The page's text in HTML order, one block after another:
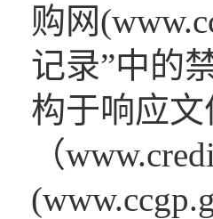
购网
记录”中的
构于响应
（